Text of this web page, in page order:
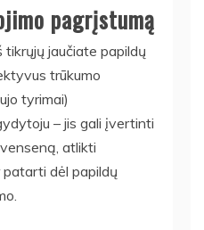
pagrįstumą
jaučiate papildų
trūkumo
tyrimai)
– jis gali įvertinti
atlikti
patarti dėl papildų